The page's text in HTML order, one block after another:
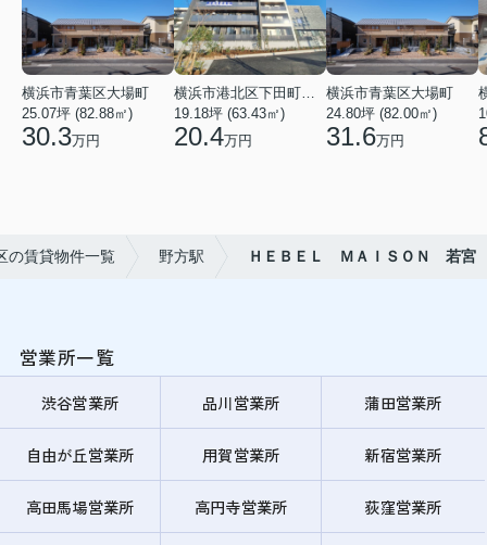
横浜市青葉区大場町
25.07坪 (82.88㎡)
30.3万円
19.18坪 (63.43㎡)
20.4万円
横浜市青葉区大場町
24.80坪 (82.00㎡)
31.6万円
の賃貸物件一覧 野方駅 ＨＥＢＥＬ ＭＡＩＳＯＮ 若宮
営業所一覧
渋谷営業所 品川営業所 蒲田営業所
自由が丘営業所 用賀営業所 新宿営業所
高田馬場営業所 高円寺営業所 荻窪営業所